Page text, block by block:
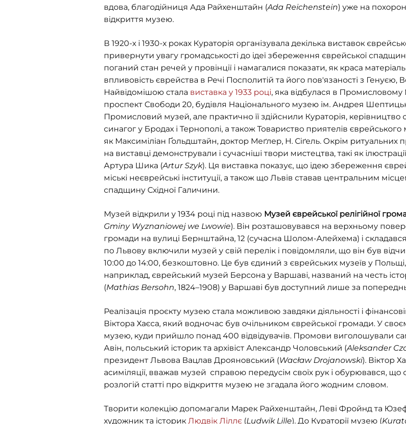
вдова, благодійниця Ада Райхенштайн (Ada Reichenstein) уже на
відкриття музею.
В 1920-х і 1930-х роках Кураторія організувала декілька виставок
привернути увагу громадськості до ідеї збереження єврейської
поганий стан речей у провінції і намагалися показати, як краса
впливовість єврейства в Речі Посполитій та його пов'язаності з
Найвідомішою стала виставка у 1933 році, яка відбулася в Промисловому
проспект Свободи 20, будівля Національного музею ім. Андрея
Промисловий музей, але практично її здійснили Кураторія, керівництво
синагог у Бродах і Тернополі, а також Товариство приятелів єврейського
як Максиміліан Ґольдштайн, доктор Меґлер, Н. Сіґель. Окрім ритуальних
на виставці демонстрували і сучасніші твори мистецтва, такі як
Артура Шика (Artur Szyk). Ця виставка показує, що ідею збереження
міські неєврейські інституції, а також що Львів ставав центральним
спадщину Східної Галичини.
Музей відкрили у 1934 році під назвою Музей єврейської релігійної
Gminy Wyznaniowej we Lwowie). Він розташовувався на верхньому
громади на вулиці Бернштайна, 12 (сучасна Шолом-Алейхема) і
по Львову включили музей у свій перелік і повідомляли, що він був
10:00 до 14:00, безкоштовно. Це був єдиний з єврейських музеїв у
наприклад, єврейський музей Берсона у Варшаві, названий на честь
(Mathias Bersohn, 1824–1908) у Варшаві був доступний лише за
Реалізація проєкту музею стала можливою завдяки діяльності і
Віктора Хаєса, який водночас був очільником єврейської громади. У
музею, куди прийшло понад 400 відвідувачів. Промови виголошували
Авін, польський історик та архівіст Александр Чоловський (Aleksander
президент Львова Вацлав Дрояновський (Wacław Drojanowski). Віктор
асиміляції, вважав музей справою передусім своїх рук і обурювався, що
розлогій статті про відкриття музею не згадала його жодним словом.
Творити колекцію допомагали Марек Райхенштайн, Леві Фройнд та
художник та історик Людвік Ліллє (Ludwik Lille). До Кураторії музею (